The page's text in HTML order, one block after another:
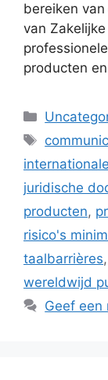
bereiken
van
producten
Tags
juridische
producten,
risico's
taalbarrières,
wereldwijd
Geef een